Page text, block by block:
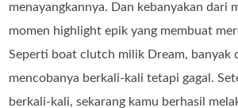
menayangkannya. Dan kebanyakan dari
momen highlight epik yang membuat
Seperti boat clutch milik Dream, banyak
mencobanya berkali-kali tetapi gagal.
berkali-kali, sekarang kamu berhasil